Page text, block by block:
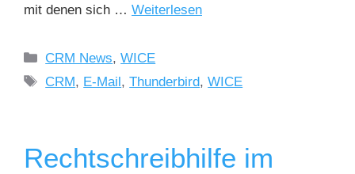
mit denen sich … Weiterlesen
CRM News,WICE
CRM, E-Mail,Thunderbird,WICE
Rechtschreibhilfe im